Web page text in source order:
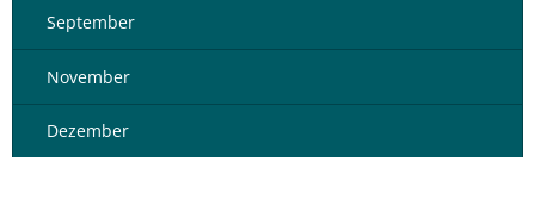
September
November
Dezember